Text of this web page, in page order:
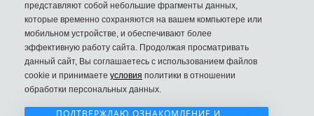
того, доставка налажена по всей России.
Размеры
FAQ
Новости
Политика Конфиденциальности
представляют собой небольшие фрагменты данных,
которые временно сохраняются на вашем компьютере или
мобильном устройстве, и обеспечивают более
эффективную работу сайта. Продолжая просматривать
данный сайт, Вы соглашаетесь с использованием файлов
cookie и принимаете условия политики в отношении
обработки персональных данных.
ПОДТВЕРЖДАЮ ОЗНАКОМЛЕНИЕ И